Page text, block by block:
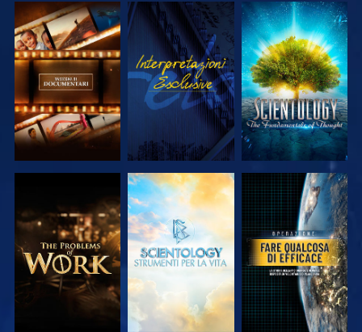
ESPLORA LE
SERIE
GUARDA
ESPLORA LE
SERIE
ESPLORA LE
SERIE
ESPLORA LE
SERIE
GUARDA